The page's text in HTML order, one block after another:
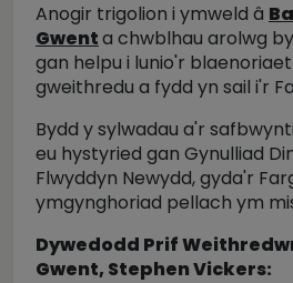
Anogir trigolion i ymweld â
Gwenta chwblhau arolwg
gan helpu i lunio'r
gweithredu a fydd yn sail i'r
Bydd y sylwadau a'r
eu hystyried gan Gynulliad
Flwyddyn Newydd, gyda'r
ymgynghoriad pellach ym
Dywedodd Prif
Gwent, Stephen Vickers: